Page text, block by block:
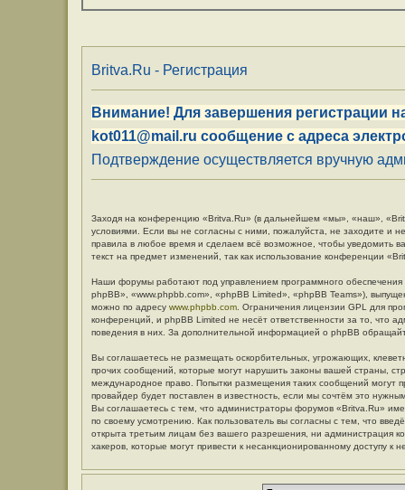
Britva.Ru - Регистрация
Внимание! Для завершения регистрации
kot011@mail.ru сообщение с адреса
Подтверждение осуществляется вручную
Заходя на конференцию «Britva.Ru» (в дальнейшем «мы», «наш»,
условиями. Если вы не согласны с ними, пожалуйста, не заходите и
правила в любое время и сделаем всё возможное, чтобы уведомить
текст на предмет изменений, так как использование конференции
Наши форумы работают под управлением программного
phpBB», «www.phpbb.com», «phpBB Limited», «phpBB Teams»),
можно по адресу www.phpbb.com . Ограничения лицензии GPL для
конференций, и phpBB Limited не несёт ответственности за то, что
поведения в них. За дополнительной информацией о phpBB
Вы соглашаетесь не размещать оскорбительных, угрожающих,
прочих сообщений, которые могут нарушить законы вашей страны,
международное право. Попытки размещения таких сообщений
провайдер будет поставлен в известность, если мы сочтём это
Вы соглашаетесь с тем, что администраторы форумов «Britva.Ru»
по своему усмотрению. Как пользователь вы согласны с тем, что
открыта третьим лицам без вашего разрешения, ни администрация
хакеров, которые могут привести к несанкционированному доступу к